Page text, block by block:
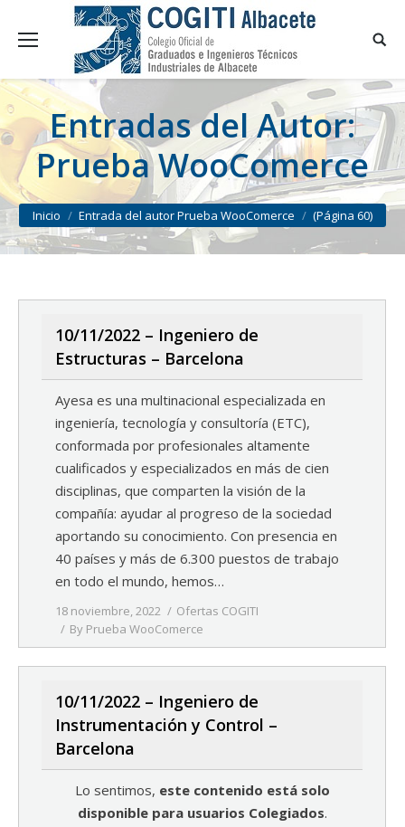
Entradas del Autor:
Prueba WooComerce
You are here:
Inicio Entrada del autor Prueba WooComerce (Página 60)
10/11/2022 – Ingeniero de
Estructuras – Barcelona
Ayesa es una multinacional especializada en
ingeniería, tecnología y consultoría (ETC),
conformada por profesionales altamente
cualificados y especializados en más de cien
disciplinas, que comparten la visión de la
compañía: ayudar al progreso de la sociedad
aportando su conocimiento. Con presencia en
40 países y más de 6.300 puestos de trabajo
en todo el mundo, hemos…
18 noviembre, 2022
Ofertas COGITI
By Prueba WooComerce
10/11/2022 – Ingeniero de
Instrumentación y Control –
Barcelona
Lo sentimos, este contenido está solo
disponible para usuarios Colegiados.